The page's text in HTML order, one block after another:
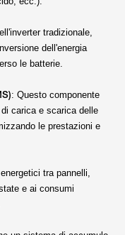
tradizionale,
dell'energia
le batterie.
: Questo componente
carica e scarica delle
le prestazioni e
tra pannelli,
e ai consumi